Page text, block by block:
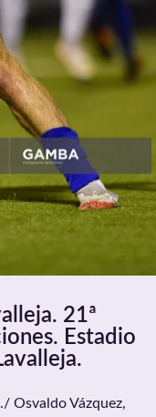
21ª
Estadio
Osvaldo Vázquez,